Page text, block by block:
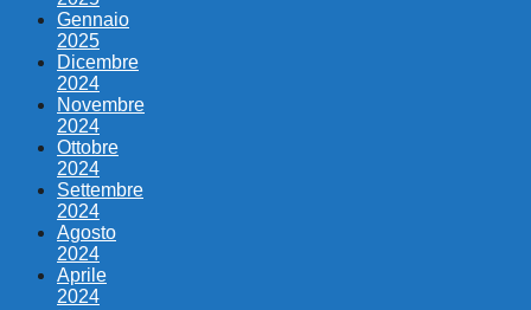
Gennaio
2025
Dicembre
2024
Novembre
2024
Ottobre
2024
Settembre
2024
Agosto
2024
Aprile
2024